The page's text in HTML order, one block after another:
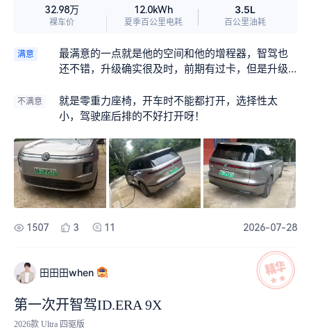
32.98万
裸车价
12.0kWh
夏季百公里电耗
3.5L
百公里油耗
满意
最满意的一点就是他的空间和他的增程器，智驾也
还不错，升级确实很及时，前期有过卡，但是升级
换的，现在也是有2个孩子，一个已经上高中了，当
时换车也考虑了很多，选了很多，开始没想换30级
是大众销售一直打电话推荐，上市后到家给试驾，
也是试了好几次最终才下定的。这车空间确实符合
我们家的需要，六座还是增程，平常在市区用车，
但是一年也得跑十来次的外地，家里不想再添一台
新车，考虑就一台够用，所以这个增程能打动我。
不满意
就是零重力座椅，开车时不能都打开，选择性太
小，驾驶座后排的不好打开呀！
1507 3 11 2026-07-28
田田田when
第一次开智驾ID.ERA 9X
2026款 Ultra 四驱版